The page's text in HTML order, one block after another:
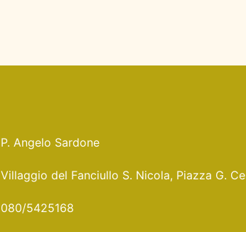
P. Angelo Sardone
Villaggio del Fanciullo S. Nicola, Piazza G.
080/5425168